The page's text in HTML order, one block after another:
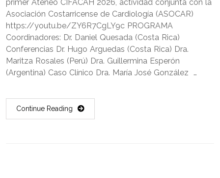
primer Ateneo CIFACAH 2026, actividad conjunta con la
Asociación Costarricense de Cardiología (ASOCAR)
https://youtu.be/ZY6R7CgLY9c PROGRAMA
Coordinadores: Dr. Daniel Quesada (Costa Rica)
Conferencias Dr. Hugo Arguedas (Costa Rica) Dra.
Maritza Rosales (Perú) Dra. Guillermina Esperón
(Argentina) Caso Clínico Dra. María José González …
Continue Reading